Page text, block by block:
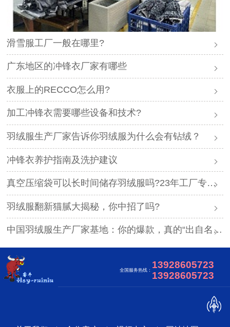
滑雪服工厂一般在哪里?
广东地区的冲锋衣厂家有哪些
衣服上的RECCO怎么用?
加工冲锋衣需要哪些设备和技术?
羽绒服生产厂家告诉你羽绒服为什么会有钻绒？
冲锋衣养护指南及洗护建议
真空压缩袋可以长时间储存羽绒服吗?23年工厂专业解答
羽绒服翻新猫腻大揭秘，你中招了吗?
中国羽绒服生产厂家基地：你的爆款，真的“出自名门”吗？
全国服务热线： 13928605723
13928605723